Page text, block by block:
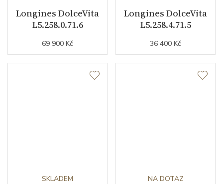
Longines DolceVita
L5.258.0.71.6
69 900 Kč
Longines DolceVita
L5.258.4.71.5
36 400 Kč
SKLADEM NA DOTAZ